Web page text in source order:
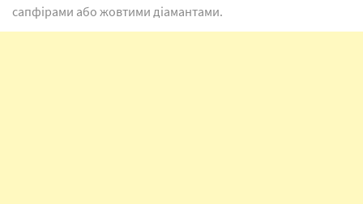
сапфірами або жовтими діамантами.